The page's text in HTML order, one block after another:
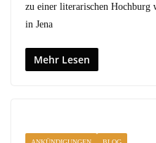
zu einer literarischen Hochburg
in Jena
Mehr Lesen